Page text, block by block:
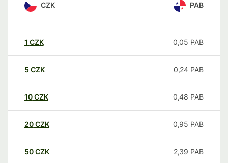
CZK PAB
1 CZK 0,05 PAB
5 CZK 0,24 PAB
10CZK 0,48 PAB
20CZK 0,95 PAB
50CZK 2,39 PAB